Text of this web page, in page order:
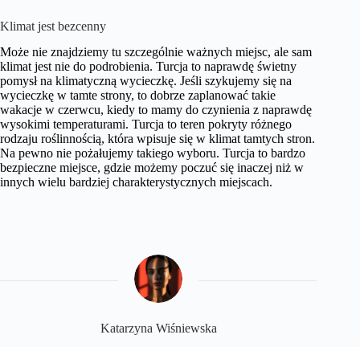
Klimat jest bezcenny
Może nie znajdziemy tu szczególnie ważnych miejsc, ale sam
klimat jest nie do podrobienia. Turcja to naprawdę świetny
pomysł na klimatyczną wycieczkę. Jeśli szykujemy się na
wycieczkę w tamte strony, to dobrze zaplanować takie
wakacje w czerwcu, kiedy to mamy do czynienia z naprawdę
wysokimi temperaturami. Turcja to teren pokryty różnego
rodzaju roślinnością, która wpisuje się w klimat tamtych stron.
Na pewno nie pożałujemy takiego wyboru. Turcja to bardzo
bezpieczne miejsce, gdzie możemy poczuć się inaczej niż w
innych wielu bardziej charakterystycznych miejscach.
Katarzyna Wiśniewska